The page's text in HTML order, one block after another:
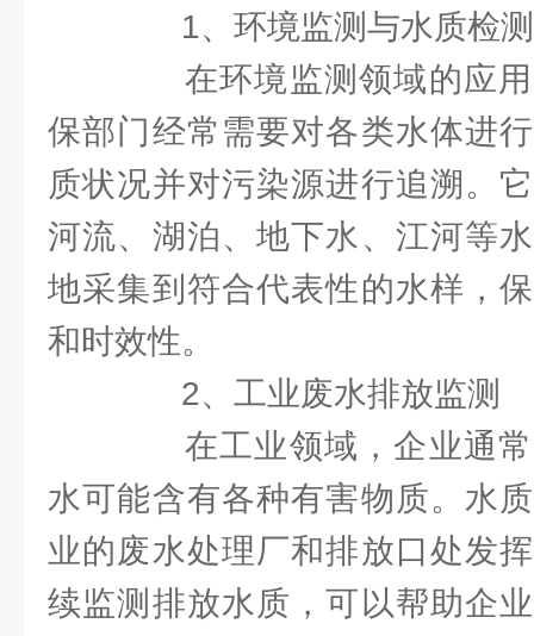
1、环境监测与水质检测
在环境监测领域的应用
保部门经常需要对各类水体进
质状况并对污染源进行追溯。
河流、湖泊、地下水、江河等
地采集到符合代表性的水样，
和时效性。
2、工业废水排放监测
在工业领域，企业通常
水可能含有各种有害物质。水
业的废水处理厂和排放口处发
续监测排放水质，可以帮助企